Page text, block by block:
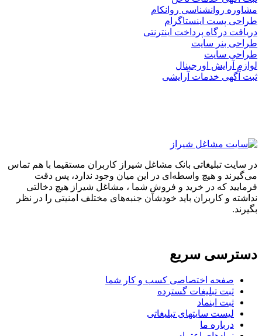
مشاوره روانشناسی روانکام
طراحی پست اینستاگرام
دریافت درگاه پرداخت اینترنتی
طراحی بنر سایت
طراحی سایت
لوازم آرایش اورجینال
ثبت آگهی خدمات آرایشی
در سایت تبلیغاتی بانک مشاغل شیراز کاربران مستقیما با هم تماس
می‌گیرند و هیچ واسطه‌ای در این میان وجود ندارد، پس دقت
فرمایید که در خرید و فروشِ شما ، مشاغل شیراز هیچ دخالتی
نداشته و کاربران باید خودشان جنبه‌های مختلف امنیتی را در نظر
بگیرند.
دسترسی سریع
صفحه اختصاصی کسب و کار شما
ثبت تبلیغات گسترده
ثبت اینماد
لیست سایتهای تبلیغاتی
درباره ما